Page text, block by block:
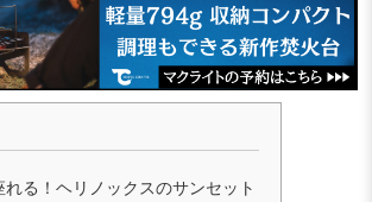
る！ヘリノックスのサンセット